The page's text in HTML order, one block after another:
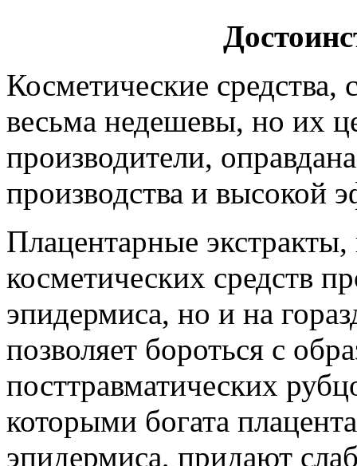
Косметические
весьма недешевы, но их
производители,
производства и высокой
Плацентарные
косметических средств
эпидермиса, но и на
позволяет бороться с
посттравматических
которыми богата
эпидермиса, придают